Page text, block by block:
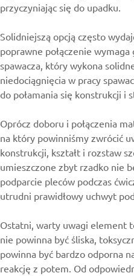
przyczyniając się do upadku.
Solidniejszą opcją często
poprawne połączenie
spawacza, który wykona
niedociągnięcia w pracy
do połamania się konstrukcji i
Oprócz doboru i połączenia
na który powinniśmy zwrócić
konstrukcji, kształt i rozstaw
umieszczone zbyt rzadko nie
podparcie pleców podczas
utrudni prawidłowy uchwyt
Ostatni, warty uwagi element
nie powinna być śliska,
powinna być bardzo odporna
reakcję z potem. Od